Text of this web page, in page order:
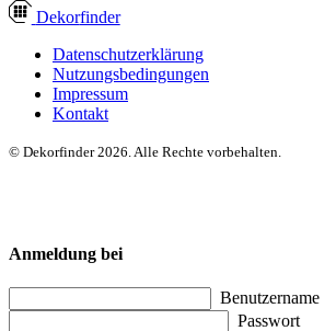
Dekorfinder
Datenschutzerklärung
Nutzungsbedingungen
Impressum
Kontakt
© Dekorfinder 2026. Alle Rechte vorbehalten.
Anmeldung bei
Benutzername
Passwort